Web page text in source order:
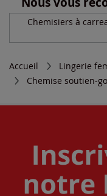
Chemisiers à
Accueil Lingerie
Chemise soutien-